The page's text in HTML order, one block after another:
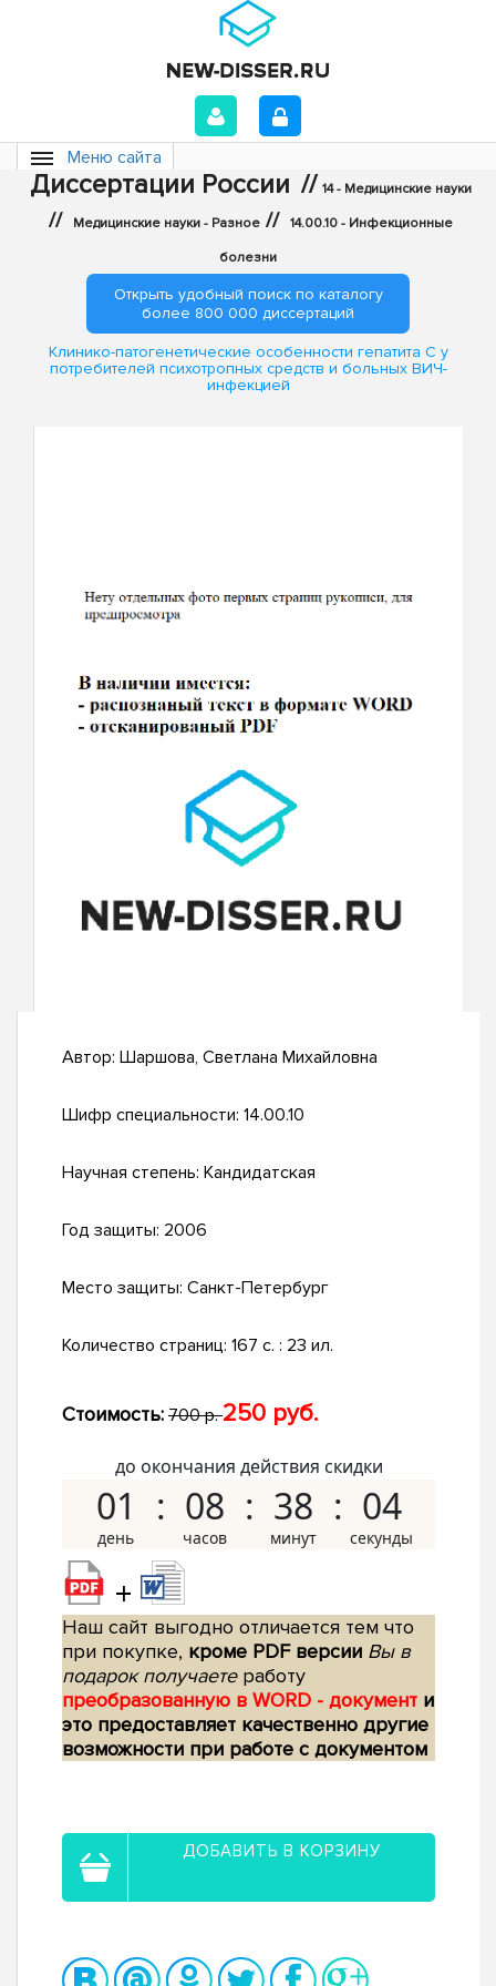
Меню сайта
Диссертации России // 14 - Медицинские науки
// Медицинские науки - Разное // 14.00.10 - Инфекционные
болезни
Открыть удобный поиск по каталогу
более 800 000 диссертаций
Клинико-патогенетические особенности гепатита С у
потребителей психотропных средств и больных ВИЧ-
инфекцией
Автор: Шаршова, Светлана Михайловна
Шифр специальности: 14.00.10
Научная степень: Кандидатская
Год защиты: 2006
Место защиты: Санкт-Петербург
Количество страниц: 167 с. : 23 ил.
Стоимость: 700 р.250 руб.
до окончания действия скидки
01 08 38 03
+
Наш сайт выгодно отличается тем что
при покупке, кроме PDF версии Вы в
подарок получаетеработу
преобразованную в WORD - документ и
это предоставляет качественно другие
возможности при работе с документом
ДОБАВИТЬ В КОРЗИНУ